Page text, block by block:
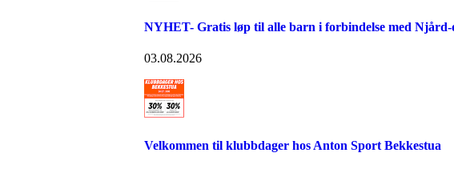
NYHET- Gratis løp til alle barn i forbindelse med Njård-
03.08.2026
Velkommen til klubbdager hos Anton Sport Bekkestua